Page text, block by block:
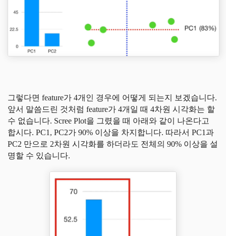
그렇다면 feature가 4개인 경우에 어떻게 되는지 보겠습니다.
앞서 말씀드린 것처럼 feature가 4개일 때 4차원 시각화는 할
수 없습니다. Scree Plot을 그렸을 때 아래와 같이 나온다고
합시다. PC1, PC2가 90% 이상을 차지합니다. 따라서 PC1과
PC2 만으로 2차원 시각화를 하더라도 전체의 90% 이상을 설
명할 수 있습니다.